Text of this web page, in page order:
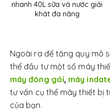
nhanh 40L sữa và nước giải
khát đa năng
Ngoài ra để tăng quy mô
thể đầu tư một số máy
máy đóng gói, máy
tư vấn cụ thể máy thiết bị
của bạn.